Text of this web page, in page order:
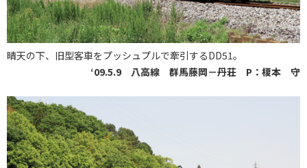
晴天の下、旧型客車をプッシュプルで牽引するDD51。
‘09.5.9 八高線 群馬藤岡－丹荘 P：榎本 守